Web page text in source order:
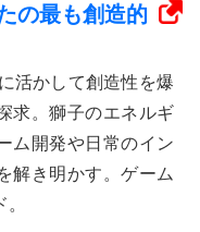
の最も創造的
活かして創造性を爆
求。獅子のエネルギ
ム開発や日常のイン
解き明かす。ゲーム